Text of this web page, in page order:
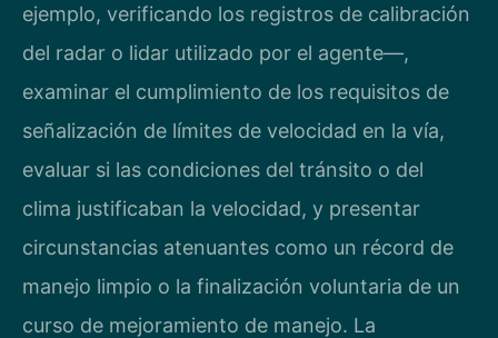
ejemplo, verificando los registros de calibración
del radar o lidar utilizado por el agente—,
examinar el cumplimiento de los requisitos de
señalización de límites de velocidad en la vía,
evaluar si las condiciones del tránsito o del
clima justificaban la velocidad, y presentar
circunstancias atenuantes como un récord de
manejo limpio o la finalización voluntaria de un
curso de mejoramiento de manejo. La